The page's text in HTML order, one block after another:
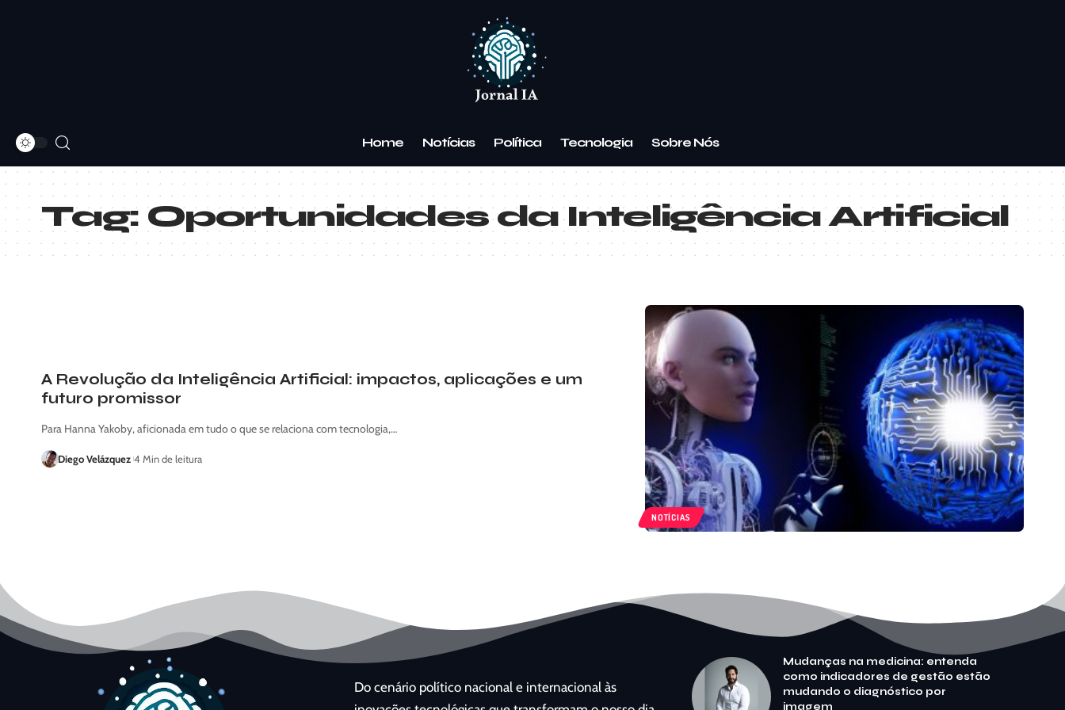
Home Notícias Política Tecnologia Sobre Nós
Tag: Oportunidades da Inteligência Artificial
NOTÍCIAS
A Revolução da Inteligência Artificial: impactos, aplicações e um
futuro promissor
Para Hanna Yakoby, aficionada em tudo o que se relaciona com tecnologia,…
Diego Velázquez 4 Min de leitura
Do cenário político nacional e internacional às
Mudanças na medicina: entenda
como indicadores de gestão estão
mudando o diagnóstico por
imagem